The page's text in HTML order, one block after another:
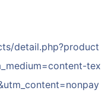
detail.php?product
tex